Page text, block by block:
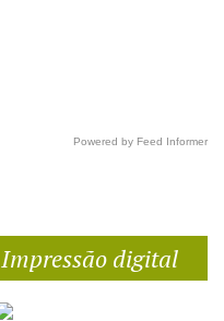
Powered by Feed Informer
Impressão digital